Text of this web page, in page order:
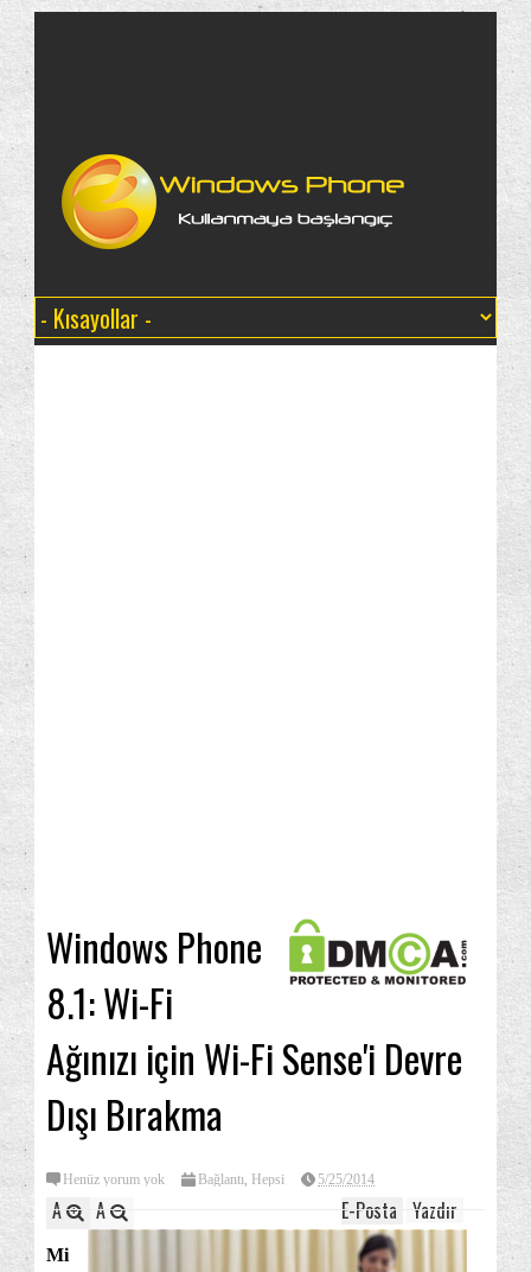
Windows Phone
8.1: Wi-Fi
Ağınızı için Wi-Fi Sense'i Devre
Dışı Bırakma
Henüz yorum yok Bağlantı, Hepsi 5/25/2014
A A Yazdır
E-Posta
Mi